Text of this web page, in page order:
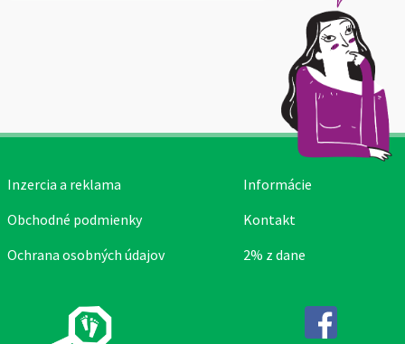
Inzercia a reklama
Obchodné podmienky
Ochrana osobných údajov
Informácie
Kontakt
2% z dane